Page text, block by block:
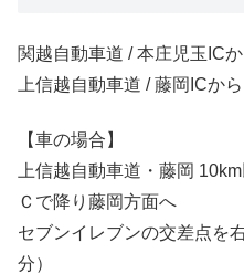
関越自動車道 / 本庄児玉IC
上信越自動車道 / 藤岡ICか
【車の場合】
上信越自動車道・藤岡
Ｃで降り藤岡方面へ
セブンイレブンの交差点を
分）